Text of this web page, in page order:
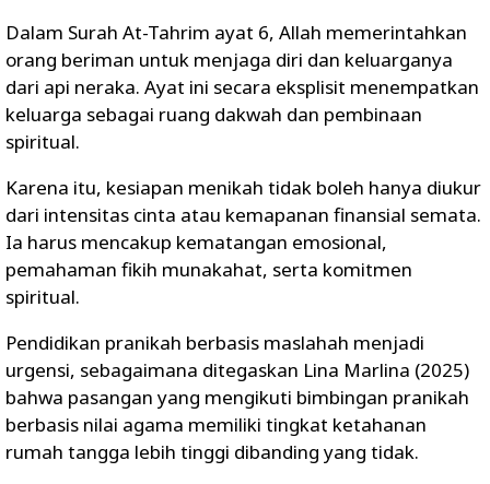
Dalam Surah At-Tahrim ayat 6, Allah memerintahkan
orang beriman untuk menjaga diri dan keluarganya
dari api neraka. Ayat ini secara eksplisit menempatkan
keluarga sebagai ruang dakwah dan pembinaan
spiritual.
Karena itu, kesiapan menikah tidak boleh hanya diukur
dari intensitas cinta atau kemapanan finansial semata.
Ia harus mencakup kematangan emosional,
pemahaman fikih munakahat, serta komitmen
spiritual.
Pendidikan pranikah berbasis maslahah menjadi
urgensi, sebagaimana ditegaskan Lina Marlina (2025)
bahwa pasangan yang mengikuti bimbingan pranikah
berbasis nilai agama memiliki tingkat ketahanan
rumah tangga lebih tinggi dibanding yang tidak.